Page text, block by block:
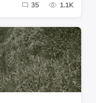
35 1.1K